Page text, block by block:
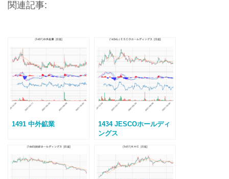
関連記事:
1491 中外鉱業
1434 JESCOホールディ
ングス